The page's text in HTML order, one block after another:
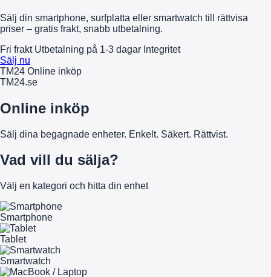
Sälj din smartphone, surfplatta eller smartwatch till rättvisa
priser – gratis frakt, snabb utbetalning.
Fri frakt Utbetalning på 1-3 dagar Integritet
Sälj nu
TM24 Online inköp
TM24.se
Online inköp
Sälj dina begagnade enheter. Enkelt. Säkert. Rättvist.
Vad vill du sälja?
Välj en kategori och hitta din enhet
Smartphone
Tablet
Smartwatch